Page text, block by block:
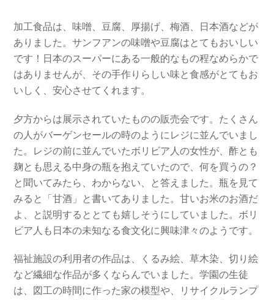
加工食品は、味噌、豆腐、厚揚げ、梅酒、日本酒などが
ありました。サンフアンの味噌や豆腐はとてもおいしい
です！日本のスーパーにある一般的なもの程なめらかで
はありませんが、その手作りらしい味と食感がとてもお
いしく、安心させてくれます。
夕方からは展示されていたものの販売会です。たくさん
の人がバーゲンセールの時のようにレジに並んでいまし
た。レジの前に並んでいたボリビア人の女性が、酢とも
麹とも思える中身の瓶を抱えていたので、何を買うの？
と聞いてみたら、わからない、と答えました。瓶を見て
みると「甘酒」と書いてありました。甘いお米のお酒だ
よ、と説明するととても嬉しそうにしていました。ボリ
ビア人も日本の未知なる食文化に興味津々のようです。
福祉施設の利用者の作品は、くるみ絵、草木染、切り絵
など繊細な作品が多くならんでいました。学園の生徒
は、図工の時間に作った家の模型や、リサイクルランプ